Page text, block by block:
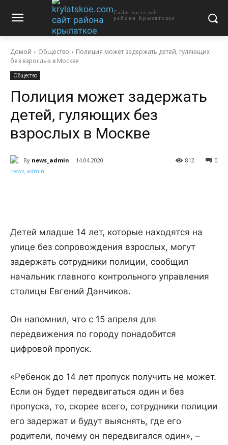
Сайт жителей
района Крылатское
Домой Общество
Полиция может задержать детей, гуляющих
без взрослых в Москве
Общество
Полиция может задержать
детей, гуляющих без
взрослых в Москве
By news_admin 14.04.2020 0
812
Детей младше 14 лет, которые находятся на
улице без сопровождения взрослых, могут
задержать сотрудники полиции, сообщил
начальник главного контрольного управления
столицы Евгений Данчиков.
Он напомнил, что с 15 апреля для
передвижения по городу понадобится
цифровой пропуск.
«Ребенок до 14 лет пропуск получить не может.
Если он будет передвигаться один и без
пропуска, то, скорее всего, сотрудники полиции
его задержат и будут выяснять, где его
родители, почему он передвигался один», –